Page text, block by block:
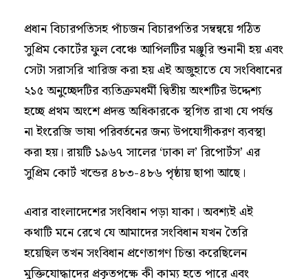
প্রধান বিচারপতিসহ পাঁচজন বিচারপতির সম্বন্বয়ে গঠিত
সুপ্রিম কোর্টের ফুল বেঞ্চে আপিলটির মঞ্জুরি শুনানী হয় এবং
সেটা সরাসরি খারিজ করা হয় এই অজুহাতে যে সংবিধানের
২১৫ অনুচ্ছেদটির ব্যতিক্রমধর্মী দ্বিতীয় অংশটির উদ্দেশ্য
হচ্ছে প্রথম অংশে প্রদত্ত অধিকারকে স্থগিত রাখা যে পর্যন্ত
না ইংরেজি ভাষা পরিবর্তনের জন্য উপযোগীকরণ ব্যবস্থা
করা হয়। রায়টি ১৯৬৭ সালের ‘ঢাকা ল’ রিপোর্টস’ এর
সুপ্রিম কোর্ট খন্ডের ৪৮৩-৪৮৬ পৃষ্ঠায় ছাপা আছে।
এবার বাংলাদেশের সংবিধান পড়া যাকা। অবশ্যই এই
কথাটি মনে রেখে যে আমাদের সংবিধান যখন তৈরি
হয়েছিল তখন সংবিধান প্রণেতাগণ চিন্তা করেছিলেন
মুক্তিযোদ্ধাদের প্রকৃতপক্ষে কী কাম্য হতে পারে এবং